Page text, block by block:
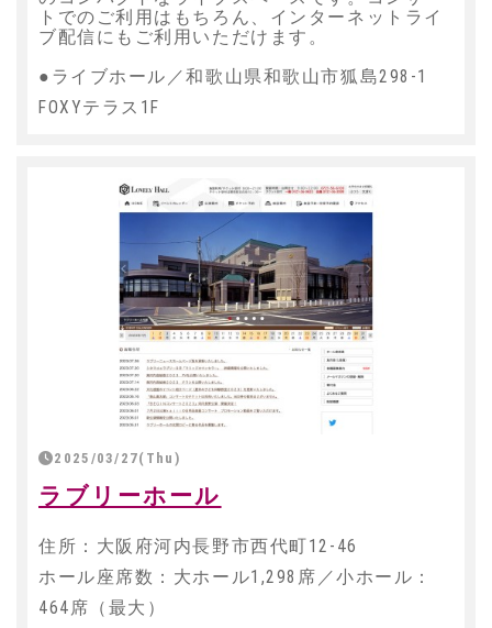
トでのご利用はもちろん、インターネットライ
ブ配信にもご利用いただけます。
●ライブホール／和歌山県和歌山市狐島298-1
FOXYテラス1F
2025/03/27(Thu)
ラブリーホール
住所：大阪府河内長野市西代町12-46
ホール座席数：大ホール1,298席／小ホール：
464席（最大）